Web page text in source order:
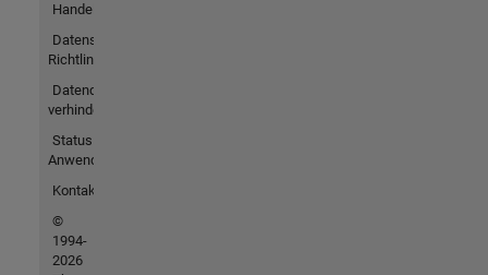
Handelsmarken
Datenschutz-
Richtlinien
Datendiebstahl
verhindern
Status von
Anwendungen
Kontakt
©
1994-
2026